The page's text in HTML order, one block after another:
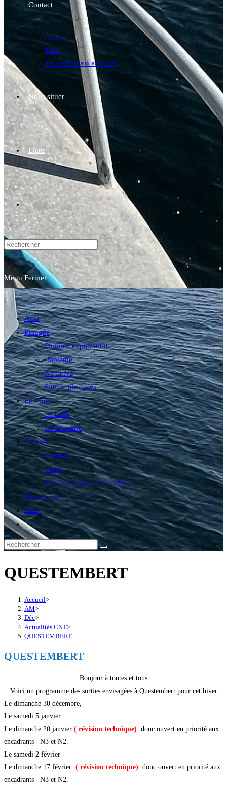
Contact
Contact
Tarifs
Abonnement aux actualités
Nous situer
Liens
Toggle
website
search
Menu Fermer
Actu
Plongée
Plongée exploration
Baptême
N1 et N2
Site de plongées
Le Club
Le Club
La structure
Contact
Contact
Tarifs
Abonnement aux actualités
Nous situer
Liens
Toggle
website
search
QUESTEMBERT
Accueil>
AM>
Déc>
Actualités CNT>
QUESTEMBERT
QUESTEMBERT
Bonjour à toutes et tous
Voici un programme des sorties envisagées à Questembert pour cet hiver
Le dimanche 30 décembre,
Le samedi 5 janvier
Le dimanche 20 janvier ( révision technique) donc ouvert en priorité aux
encadrants N3 et N2.
Le samedi 2 février
Le dimanche 17 février ( révision technique) donc ouvert en priorité aux
encadrants N3 et N2.